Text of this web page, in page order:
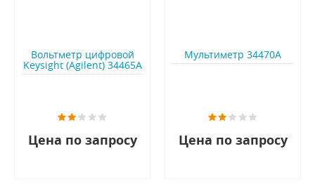
Вольтметр цифровой
Keysight (Agilent) 34465A
Цена по запросу
Мультиметр 34470A
Цена по запросу